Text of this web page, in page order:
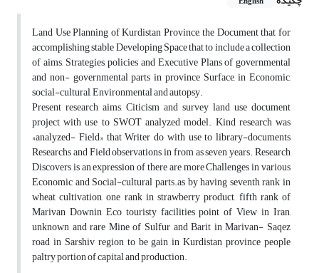
Land Use Planning of Kurdistan Province, the Document that for
accomplishing stable Developing Space that to include a collection
of aims, Strategies, policies and Executive Plans of governmental
and non- governmental parts in province Surface, in Economic,
social-cultural, Environmental and autopsy.
Present research aims, Citicism and survey land use document
project with use to SWOT analyzed model. Kind research was
«analyzed- Field» that Writer do with use to library-documents
Researchs and Field observations in from as seven years. Research
Discovers is an expression of there are more Challenges in various
Economic and Social-cultural parts.as by having seventh rank in
wheat cultivation, one rank in strawberry product, fifth rank of
Marivan Downin Eco touristy facilities point of View in Iran,
unknown and rare Mine of Sulfur and Barit in Marivan- Saqez
road in Sarshiv region to be gain in Kurdistan province people
paltry portion of capital and production.